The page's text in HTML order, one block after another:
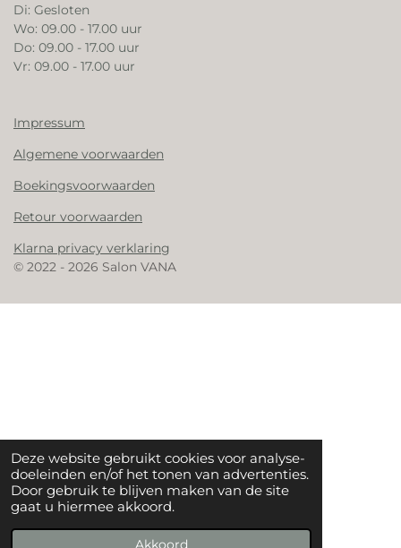
Deze website gebruikt cookies voor analyse-
doeleinden en/of het tonen van advertenties.
Door gebruik te blijven maken van de site
gaat u hiermee akkoord.
Akkoord
Di: Gesloten
Wo: 09.00 - 17.00 uur
Do: 09.00 - 17.00 uur
Vr: 09.00 - 17.00 uur
Impressum
Algemene voorwaarden
Boekingsvoorwaarden
Retour voorwaarden
Klarna privacy verklaring
© 2022 - 2026 Salon VANA